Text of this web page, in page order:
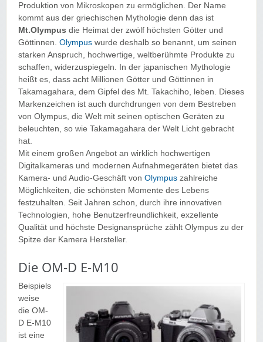
Produktion von Mikroskopen zu ermöglichen. Der Name
kommt aus der griechischen Mythologie denn das ist
Mt.Olympus die Heimat der zwölf höchsten Götter und
Göttinnen. Olympus wurde deshalb so benannt, um seinen
starken Anspruch, hochwertige, weltberühmte Produkte zu
schaffen, widerzuspiegeln. In der japanischen Mythologie
heißt es, dass acht Millionen Götter und Göttinnen in
Takamagahara, dem Gipfel des Mt. Takachiho, leben. Dieses
Markenzeichen ist auch durchdrungen von dem Bestreben
von Olympus, die Welt mit seinen optischen Geräten zu
beleuchten, so wie Takamagahara der Welt Licht gebracht
hat.
Mit einem großen Angebot an wirklich hochwertigen
Digitalkameras und modernen Aufnahmegeräten bietet das
Kamera- und Audio-Geschäft von Olympus zahlreiche
Möglichkeiten, die schönsten Momente des Lebens
festzuhalten. Seit Jahren schon, durch ihre innovativen
Technologien, hohe Benutzerfreundlichkeit, exzellente
Qualität und höchste Designansprüche zählt Olympus zu der
Spitze der Kamera Hersteller.
Die OM-D E-M10
Beispiels
weise
die OM-
D E-M10
ist eine